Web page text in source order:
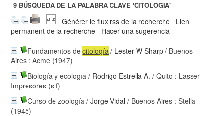
9 BÚSQUEDA DE LA PALABRA CLAVE'CITOLOGIA'
Générer le flux rss de la recherche
Lien
permanent de la recherche
Hacer una sugerencia
Fundamentos decitología / Lester W Sharp / Buenos
Aires : Acme (1947)
Biología y ecología / Rodrigo Estrella A. / Quito : Lasser
Impresores (s f)
Curso de zoología /Jorge Vidal / Buenos Aires : Stella
(1945)